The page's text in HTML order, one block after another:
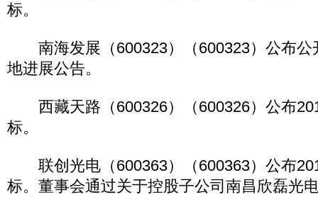
标。
南海发展（600323）（600323）公布公
地进展公告。
西藏天路（600326）（600326）公布
标。
联创光电（600363）（600363）公布
标。董事会通过关于控股子公司南昌欣磊光